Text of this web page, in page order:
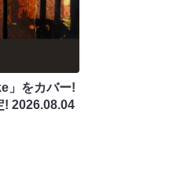
」をカバー!
! 2026.08.04